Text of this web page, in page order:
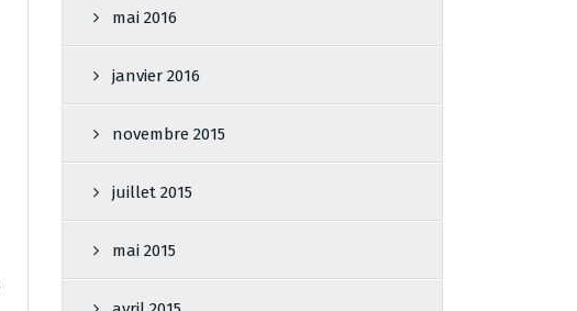
mai 2016
janvier 2016
novembre 2015
juillet 2015
mai 2015